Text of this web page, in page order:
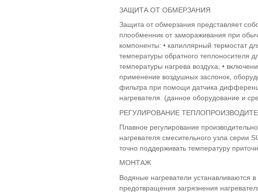
ЗАЩИТА ОТ ОБМЕРЗАНИЯ
Защита от обмерзания представляет
плообменник от замораживания при
компоненты: • капиллярный термостат
температуры обратного теплоносителя
температуры нагрева воздуха; •
применение воздушных заслонок,
фильтра при помощи датчика
нагревателя. (данное оборудование и
РЕГУЛИРОВАНИЕ
Плавное регулирование
нагревателя смесительного узла серии
точно поддерживать температуру
МОНТАЖ
Водяные нагреватели
предотвращения загрязнения